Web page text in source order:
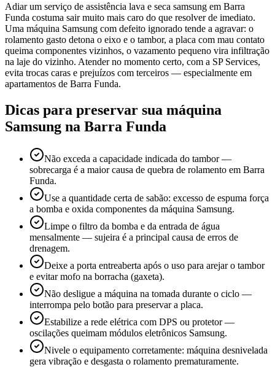
Adiar um serviço de assistência lava e seca samsung em Barra
Funda costuma sair muito mais caro do que resolver de imediato.
Uma máquina Samsung com defeito ignorado tende a agravar: o
rolamento gasto detona o eixo e o tambor, a placa com mau contato
queima componentes vizinhos, o vazamento pequeno vira infiltração
na laje do vizinho. Atender no momento certo, com a SP Services,
evita trocas caras e prejuízos com terceiros — especialmente em
apartamentos de Barra Funda.
Dicas para preservar sua máquina
Samsung na Barra Funda
Não exceda a capacidade indicada do tambor —
sobrecarga é a maior causa de quebra de rolamento em Barra
Funda.
Use a quantidade certa de sabão: excesso de espuma força
a bomba e oxida componentes da máquina Samsung.
Limpe o filtro da bomba e da entrada de água
mensalmente — sujeira é a principal causa de erros de
drenagem.
Deixe a porta entreaberta após o uso para arejar o tambor
e evitar mofo na borracha (gaxeta).
Não desligue a máquina na tomada durante o ciclo —
interrompa pelo botão para preservar a placa.
Estabilize a rede elétrica com DPS ou protetor —
oscilações queimam módulos eletrônicos Samsung.
Nivele o equipamento corretamente: máquina desnivelada
gera vibração e desgasta o rolamento prematuramente.